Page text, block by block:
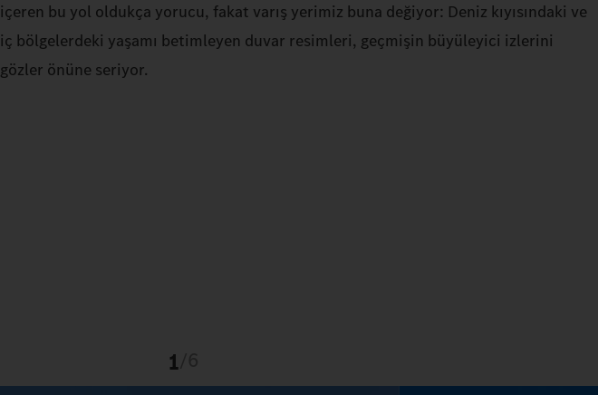
içeren bu yol oldukça yorucu, fakat varış yerimiz buna değiyor: Deniz kıyısındaki ve
iç bölgelerdeki yaşamı betimleyen duvar resimleri, geçmişin büyüleyici izlerini
gözler önüne seriyor.
1